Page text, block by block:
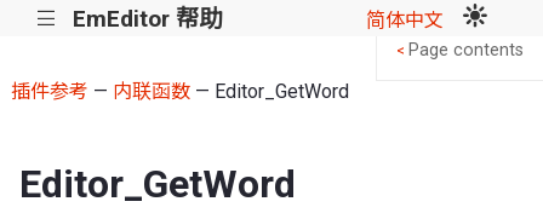
||| EmEditor 帮助 简体中文
插件参考 — 内联函数— Editor_GetWord
Editor_GetWord
< Page contents